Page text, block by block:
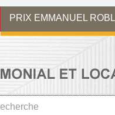
PRIX EMMANUEL